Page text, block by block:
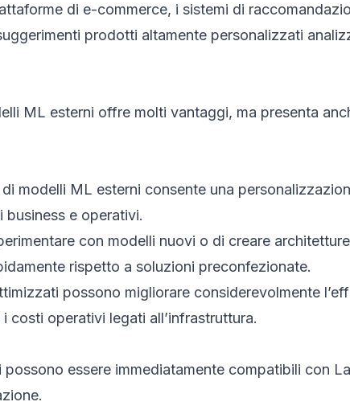
di e-commerce, i sistemi di
prodotti altamente personalizzati
ML esterni offre molti vantaggi, ma presenta
di modelli ML esterni consente una
e operativi.
con modelli nuovi o di creare
rispetto a soluzioni preconfezionate.
possono migliorare considerevolmente
costi operativi legati all’infrastruttura.
essere immediatamente compatibili con